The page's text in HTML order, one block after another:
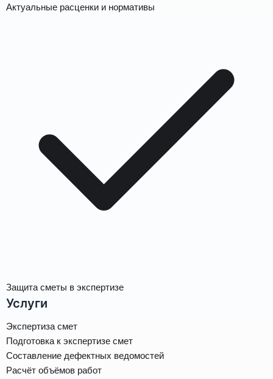
Актуальные расценки и нормативы
Защита сметы в экспертизе
Услуги
Экспертиза смет
Подготовка к экспертизе смет
Составление дефектных ведомостей
Расчёт объёмов работ